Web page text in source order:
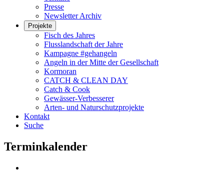
Presse
Newsletter Archiv
Projekte
Fisch des Jahres
Flusslandschaft der Jahre
Kampagne #gehangeln
Angeln in der Mitte der Gesellschaft
Kormoran
CATCH & CLEAN DAY
Catch & Cook
Gewässer-Verbesserer
Arten- und Naturschutzprojekte
Kontakt
Suche
Terminkalender